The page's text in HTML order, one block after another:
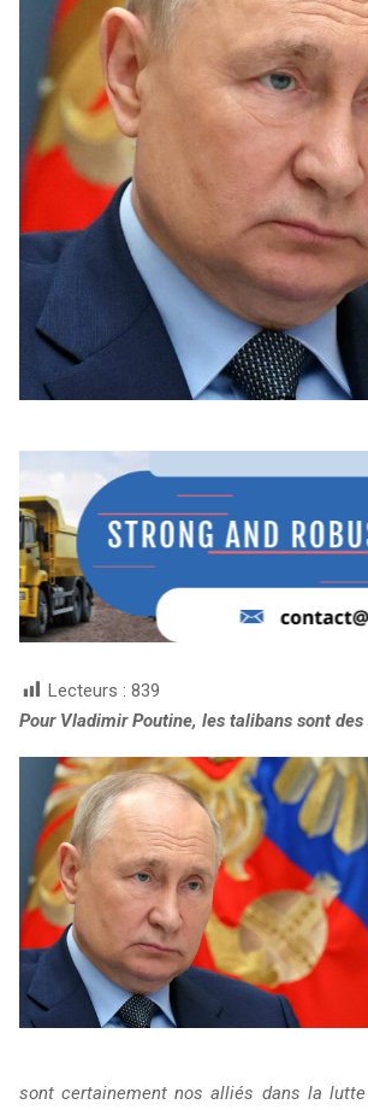
Lecteurs : 839
Pour Vladimir Poutine, les talibans sont
sont certainement nos alliés dans la